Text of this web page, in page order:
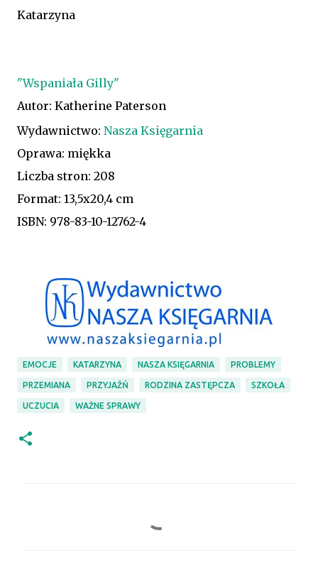
Katarzyna
"Wspaniała Gilly"
Autor: Katherine Paterson
Wydawnictwo: Nasza Księgarnia
Oprawa: miękka
Liczba stron: 208
Format: 13,5x20,4 cm
ISBN: 978-83-10-12762-4
EMOCJE KATARZYNA NASZA KSIĘGARNIA PROBLEMY
PRZEMIANA PRZYJAŹŃ RODZINA ZASTĘPCZA SZKOŁA
UCZUCIA WAŻNE SPRAWY